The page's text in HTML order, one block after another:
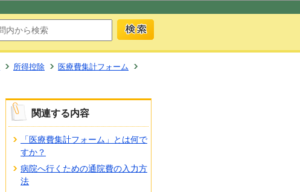
所得控除
医療費集計フォーム
関連する内容
「医療費集計フォーム」とは何で
すか？
病院へ行くための通院費の入力方
法